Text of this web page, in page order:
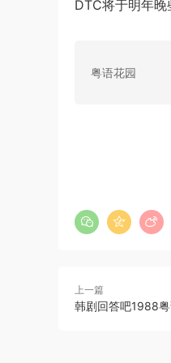
DTC将于明年晚
粤语花园
上一篇
韩剧回答吧1988